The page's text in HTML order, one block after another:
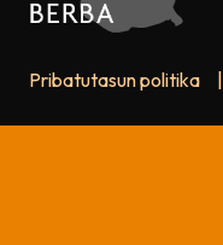
Pribatutasun politika